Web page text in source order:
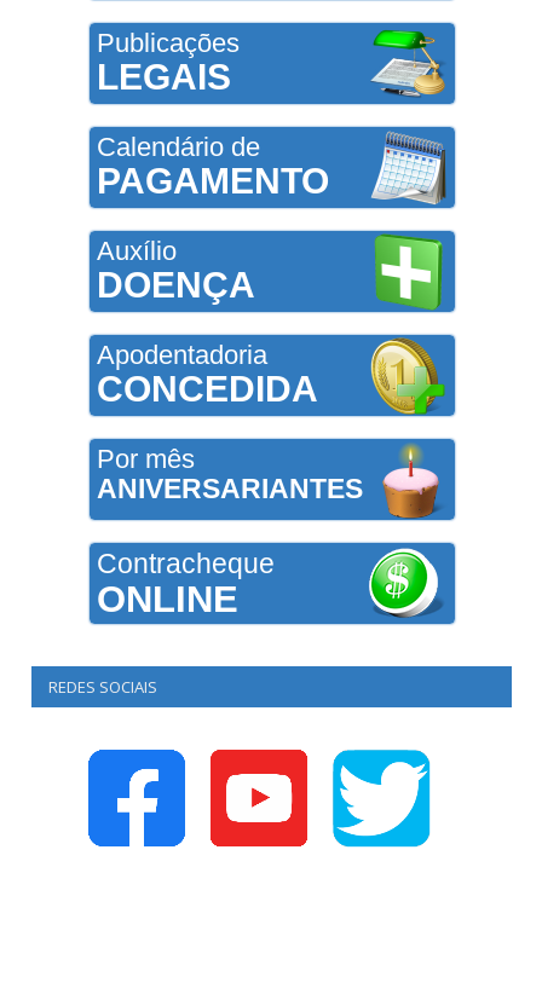
Publicações
LEGAIS
Calendário de
PAGAMENTO
Auxílio
DOENÇA
Apodentadoria
CONCEDIDA
Por mês
ANIVERSARIANTES
Contracheque
ONLINE
REDES SOCIAIS